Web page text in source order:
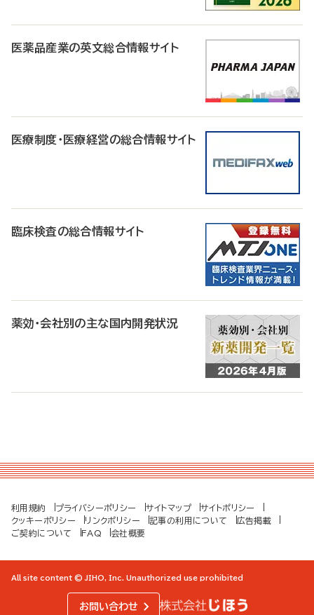
医薬品産業の英文総合情報サイト
医療制度・医療経営の総合情報サイト
臨床検査の総合情報サイト
薬効・会社別の主な国内開発状況
利用規約 プライバシーポリシー サイトマップ
サイトポリシー
クッキーポリシー
リンクポリシー 記事の利用について
広告掲載
ご契約について
FAQ 会社概要
All site content © JIHO, Inc. Unauthorized use prohibited
お問い合わせ